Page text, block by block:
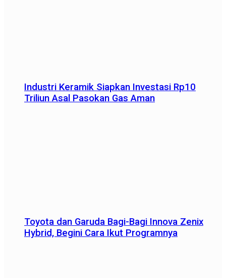
Industri Keramik Siapkan Investasi Rp10
Triliun Asal Pasokan Gas Aman
Toyota dan Garuda Bagi-Bagi Innova Zenix
Hybrid, Begini Cara Ikut Programnya